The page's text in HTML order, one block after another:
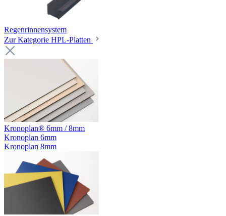
Regenrinnensystem
Zur Kategorie HPL-Platten
Kronoplan® 6mm / 8mm
Kronoplan 6mm
Kronoplan 8mm